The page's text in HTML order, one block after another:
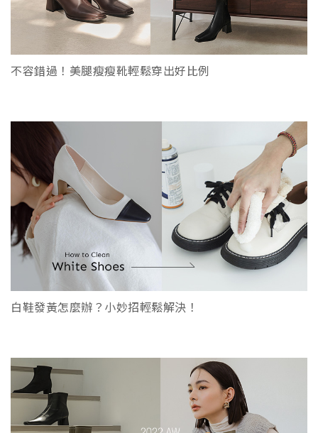
不容錯過！美腿瘦瘦靴輕鬆穿出好比例
白鞋發黃怎麼辦？小妙招輕鬆解決！